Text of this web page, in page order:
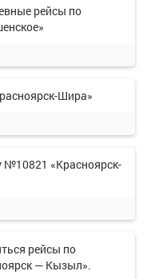
рейсы по
Шира»
№10821 «Красноярск-
рейсы по
— Кызыл».